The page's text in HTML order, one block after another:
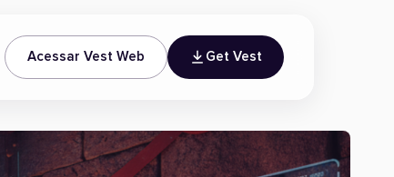
Acessar Vest Web Get Vest